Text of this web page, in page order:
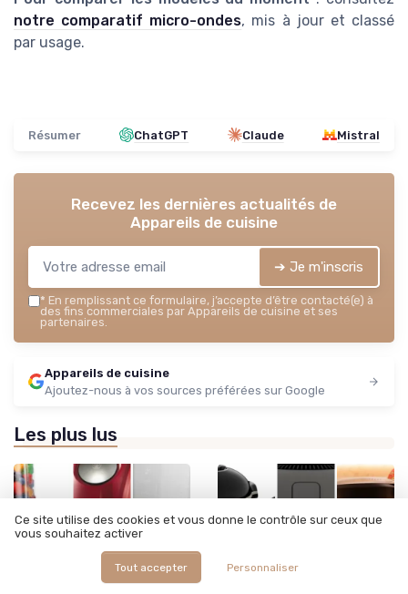
notre comparatif micro-ondes, mis à jour et classé
par usage.
Résumer ChatGPT Claude Mistral
Recevez les dernières actualités de
Appareils de cuisine
➔ Je m'inscris
* En remplissant ce formulaire, j’accepte d’être contacté(e) à
des fins commerciales par Appareils de cuisine et ses
partenaires.
Appareils de cuisine
Ajoutez-nous à vos sources préférées sur Google
Les plus lus
Ce site utilise des cookies et vous donne le contrôle sur ceux que
vous souhaitez activer
Tout accepter Personnaliser